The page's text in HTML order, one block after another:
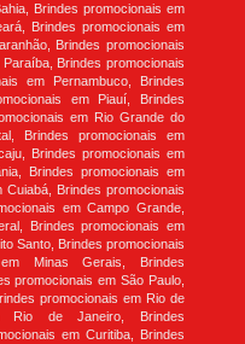
Brindes promocionais em
Brindes promocionais em
Brindes promocionais
Brindes promocionais
em Pernambuco, Brindes
em Piauí, Brindes
em Rio Grande do
Brindes promocionais em
Brindes promocionais em
Brindes promocionais em
Brindes promocionais
em Campo Grande,
Brindes promocionais em
Santo, Brindes promocionais
Minas Gerais, Brindes
promocionais em São Paulo,
promocionais em Rio de
Rio de Janeiro, Brindes
em Curitiba, Brindes